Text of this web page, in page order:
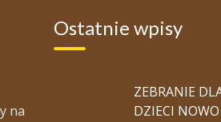
na
Ostatnie wpisy
ZEBRANIE
DZIECI NOWO